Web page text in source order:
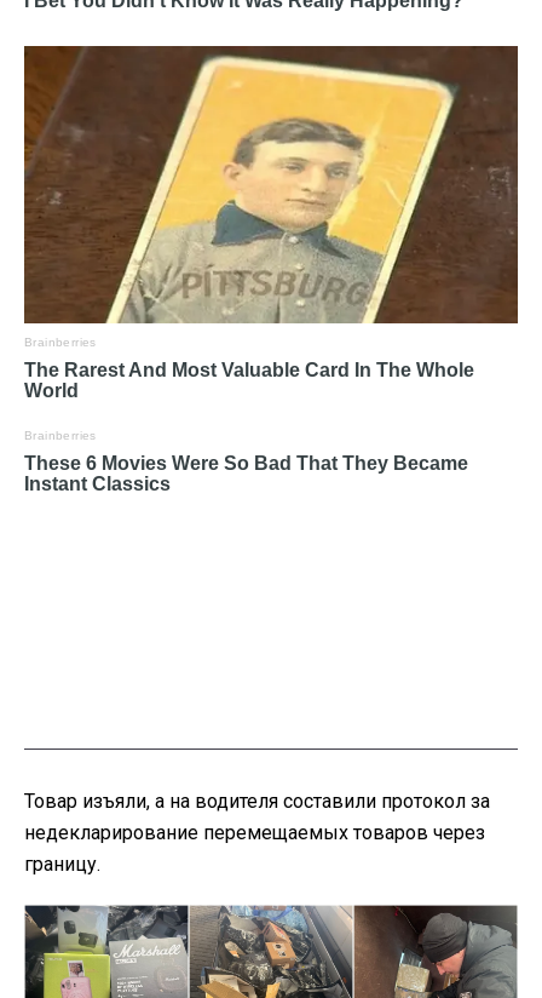
Товар изъяли, а на водителя составили протокол за
недекларирование перемещаемых товаров через
границу.